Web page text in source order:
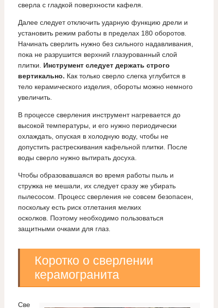
сверла с гладкой поверхности кафеля.
Далее следует отключить ударную функцию дрели и
установить режим работы в пределах 180 оборотов.
Начинать сверлить нужно без сильного надавливания,
пока не разрушится верхний глазурованный слой
плитки. Инструмент следует держать строго
вертикально. Как только сверло слегка углубится в
тело керамического изделия, обороты можно немного
увеличить.
В процессе сверления инструмент нагревается до
высокой температуры, и его нужно периодически
охлаждать, опуская в холодную воду, чтобы не
допустить растрескивания кафельной плитки. После
воды сверло нужно вытирать досуха.
Чтобы образовавшаяся во время работы пыль и
стружка не мешали, их следует сразу же убирать
пылесосом. Процесс сверления не совсем безопасен,
поскольку есть риск отлетания мелких
осколков. Поэтому необходимо пользоваться
защитными очками для глаз.
Коротко о сверлении
керамогранита
Све